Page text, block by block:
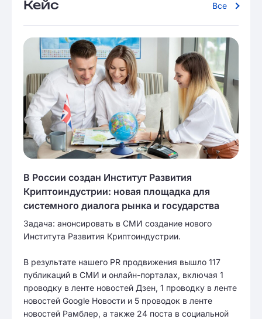
Кейс Все
В России создан Институт Развития
Криптоиндустрии: новая площадка для
системного диалога рынка и государства
Задача: анонсировать в СМИ создание нового
Института Развития Криптоиндустрии.
В результате нашего PR продвижения вышло 117
публикаций в СМИ и онлайн-порталах, включая 1
проводку в ленте новостей Дзен, 1 проводку в ленте
новостей Google Новости и 5 проводок в ленте
новостей Рамблер, а также 24 поста в социальной